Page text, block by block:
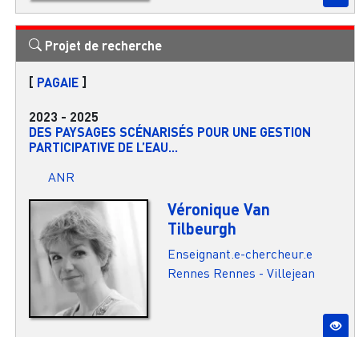
Projet de recherche
[ PAGAIE ]
2023 - 2025
DES PAYSAGES SCÉNARISÉS POUR UNE GESTION
PARTICIPATIVE DE L’EAU...
ANR
Véronique Van
Tilbeurgh
Enseignant.e-chercheur.e
Rennes Rennes - Villejean